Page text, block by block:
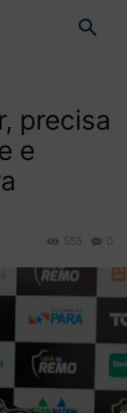
precisa
e
0
555